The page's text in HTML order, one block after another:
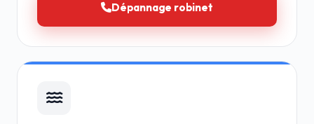
Dépannage robinet